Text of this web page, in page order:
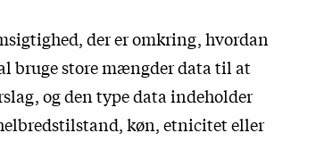
der er omkring, hvordan
bruge store mængder data til at
og den type data indeholder
køn, etnicitet eller